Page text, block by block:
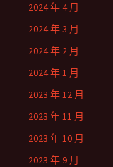
2024 年 4 月
2024 年 3 月
2024 年 2 月
2024 年 1 月
2023 年 12 月
2023 年 11 月
2023 年 10 月
2023 年 9 月